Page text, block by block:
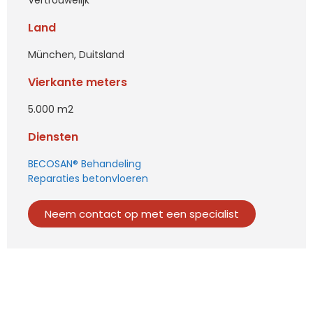
Land
München, Duitsland
Vierkante meters
5.000 m2
Diensten
BECOSAN® Behandeling
Reparaties betonvloeren
Neem contact op met een specialist